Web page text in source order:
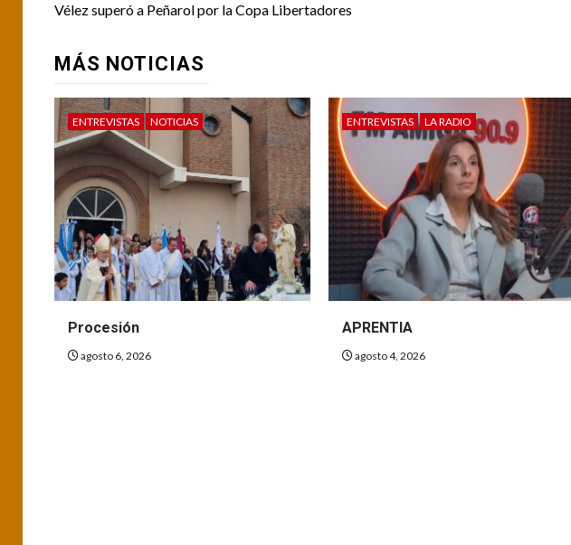
navigation
Vélez superó a Peñarol por la Copa Libertadores
MÁS NOTICIAS
ENTREVISTAS NOTICIAS
Procesión
agosto 6, 2026
ENTREVISTAS LA RADIO
APRENTIA
agosto 4, 2026